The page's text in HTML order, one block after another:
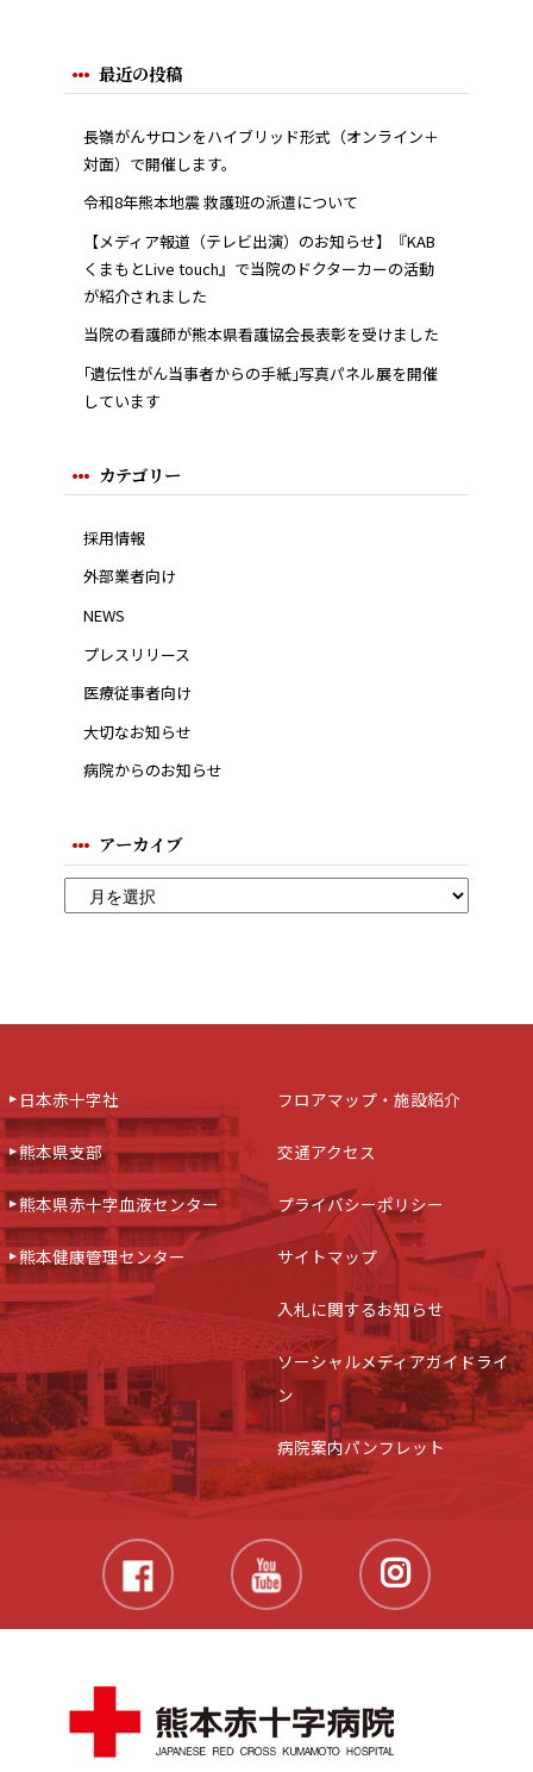
最近の投稿
長嶺がんサロンをハイブリッド形式（オンライン＋
対面）で開催します。
令和8年熊本地震 救護班の派遣について
【メディア報道（テレビ出演）のお知らせ】『KAB
くまもとLive touch』で当院のドクターカーの活動
が紹介されました
当院の看護師が熊本県看護協会長表彰を受けました
｢遺伝性がん当事者からの手紙｣写真パネル展を開催
しています
カテゴリー
採用情報
外部業者向け
NEWS
プレスリリース
医療従事者向け
大切なお知らせ
病院からのお知らせ
アーカイブ
日本赤十字社
熊本県支部
熊本県赤十字血液センター
熊本健康管理センター
フロアマップ・施設紹介
交通アクセス
プライバシーポリシー
サイトマップ
入札に関するお知らせ
ソーシャルメディアガイドライ
ン
病院案内パンフレット